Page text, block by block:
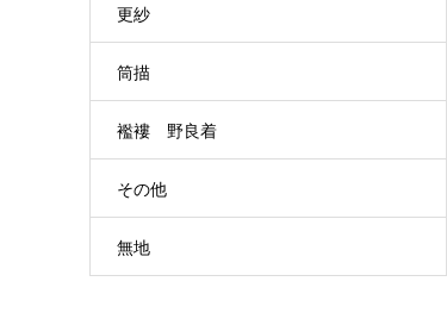
更紗
筒描
襤褸 野良着
その他
無地